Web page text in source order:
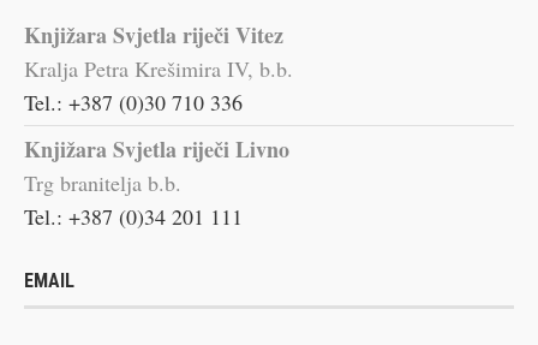
Knjižara Svjetla riječi Vitez
Kralja Petra Krešimira IV, b.b.
Tel.: +387 (0)30 710 336
Knjižara Svjetla riječi Livno
Trg branitelja b.b.
Tel.: +387 (0)34 201 111
EMAIL